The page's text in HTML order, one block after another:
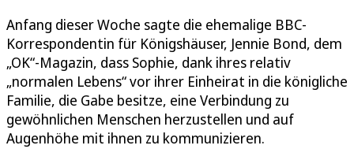
Anfang dieser Woche sagte die ehemalige BBC-
Korrespondentin für Königshäuser, Jennie Bond, dem
„OK“-Magazin, dass Sophie, dank ihres relativ
„normalen Lebens“ vor ihrer Einheirat in die königliche
Familie, die Gabe besitze, eine Verbindung zu
gewöhnlichen Menschen herzustellen und auf
Augenhöhe mit ihnen zu kommunizieren.